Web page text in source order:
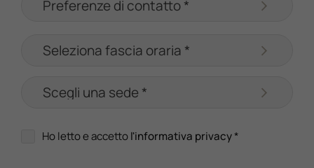
Ho letto e accettol'informativa privacy*